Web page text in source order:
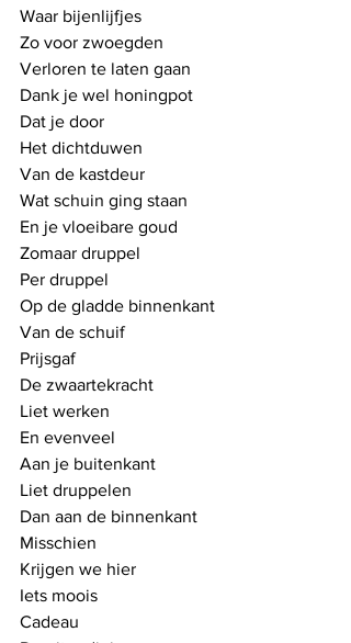
Waar bijenlijfjes
Zo voor zwoegden
Verloren te laten gaan
Dank je wel honingpot
Dat je door
Het dichtduwen
Van de kastdeur
Wat schuin ging staan
En je vloeibare goud
Zomaar druppel
Per druppel
Op de gladde binnenkant
Van de schuif
Prijsgaf
De zwaartekracht
Liet werken
En evenveel
Aan je buitenkant
Liet druppelen
Dan aan de binnenkant
Misschien
Krijgen we hier
Iets moois
Cadeau